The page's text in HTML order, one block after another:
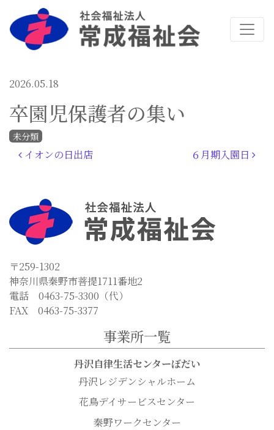
2026.05.18
卒園児保護者の集い
未分類
投稿ナビゲーション
イオンの日出店 ６月期入園日
〒259-1302
神奈川県秦野市菩提1711番地2
電話 0463-75-3300（代）
FAX 0463-75-3377
事業所一覧
丹沢自律生活センターぼだい
丹沢レジデンシャルホーム
花鳥デイサービスセンター
秦野ワークセンター